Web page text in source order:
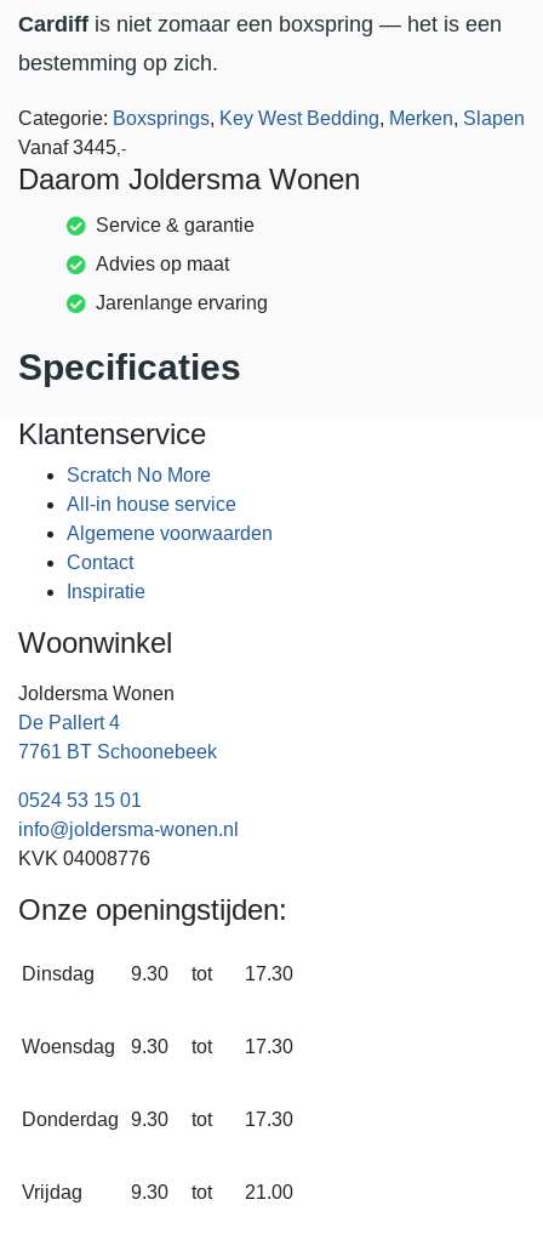
Cardiff is niet zomaar een boxspring — het is een
bestemming op zich.
Categorie: Boxsprings, Key West Bedding, Merken, Slapen
Vanaf 3445,-
Daarom Joldersma Wonen
Service & garantie
Advies op maat
Jarenlange ervaring
Specificaties
Klantenservice
Scratch No More
All-in house service
Algemene voorwaarden
Contact
Inspiratie
Woonwinkel
Joldersma Wonen
De Pallert 4
7761 BT Schoonebeek
0524 53 15 01
info@joldersma-wonen.nl
KVK 04008776
Onze openingstijden:
Dinsdag 9.30 tot 17.30
Woensdag 9.30 tot 17.30
Donderdag 9.30 tot 17.30
Vrijdag 9.30 tot 21.00